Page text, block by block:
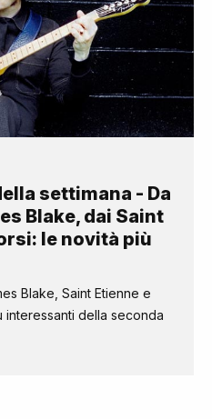
settimana - Da
Blake, dai Saint
le novità più
Blake, Saint Etienne e
interessanti della seconda